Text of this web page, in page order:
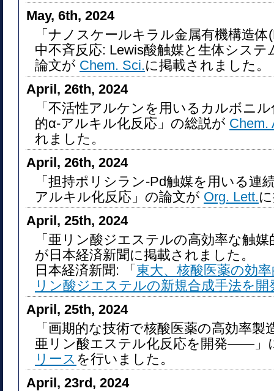
May, 6th, 2024
「ナノスケールキラル金属有機構造
中不斉反応: Lewis酸触媒と生体シス
論文が Chem. Sci.に掲載されました。
April, 26th, 2024
「不活性アルケンを用いるカルボニ
的α-アルキル化反応」の総説が Chem.
れました。
April, 26th, 2024
「担持ポリシラン-Pd触媒を用いる連
アルキル化反応」の論文が Org. Lett.
April, 25th, 2024
「亜リン酸ジエステルの高効率な触
が日本経済新聞に掲載されました。
日本経済新聞: 「 東大、核酸医薬の効
リン酸ジエステルの新規合成手法を開
April, 25th, 2024
「画期的な技術で核酸医薬の高効率
亜リン酸エステル化反応を開発――」
リース を行いました。
April, 23rd, 2024